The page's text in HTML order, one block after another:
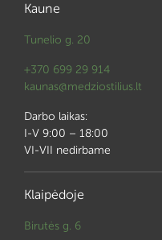
Kaune
Tunelio g. 20
+370 699 29 914
kaunas@medziostilius.lt
Darbo laikas:
I-V 9:00 – 18:00
VI-VII nedirbame
Klaipėdoje
Birutės g. 6